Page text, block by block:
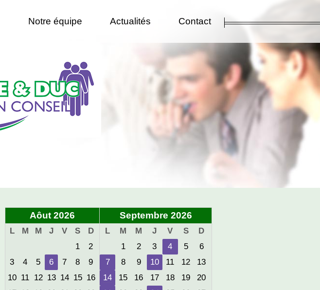
Notre équipe Actualités Contact
Aôut 2026
L M M J V S
D
1
2
3
4 5 6 7 8
9
10 11 12 13 14 15 16
Septembre 2026
L M M J V S
D
1
2 3 4 5
6
7
8 9 10 11 12
13
14
15 16 17 18 19
20